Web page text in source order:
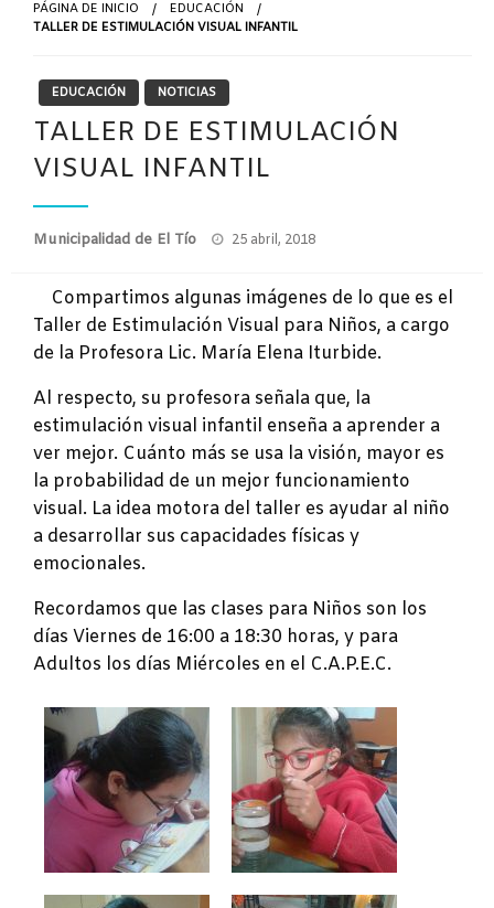
PÁGINA DE INICIO
EDUCACIÓN
TALLER DE ESTIMULACIÓN VISUAL INFANTIL
EDUCACIÓN NOTICIAS
TALLER DE ESTIMULACIÓN
VISUAL INFANTIL
Municipalidad de El Tío
Publicado
25 abril, 2018
Compartimos algunas imágenes de lo que es el
Taller de Estimulación Visual para Niños, a cargo
de la Profesora Lic. María Elena Iturbide.
Al respecto, su profesora señala que, la
estimulación visual infantil enseña a aprender a
ver mejor. Cuánto más se usa la visión, mayor es
la probabilidad de un mejor funcionamiento
visual. La idea motora del taller es ayudar al niño
a desarrollar sus capacidades físicas y
emocionales.
Recordamos que las clases para Niños son los
días Viernes de 16:00 a 18:30 horas, y para
Adultos los días Miércoles en el C.A.P.E.C.